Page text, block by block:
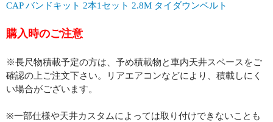
CAP バンドキット 2本1セット 2.8M タイダウンベルト
購入時のご注意
※長尺物積載予定の方は、予め積載物と車内天井スペースをご
確認の上ご注文下さい。リアエアコンなどにより、積載しにく
い場合がございます。
※一部仕様や天井カスタムによっては取り付けできないことも